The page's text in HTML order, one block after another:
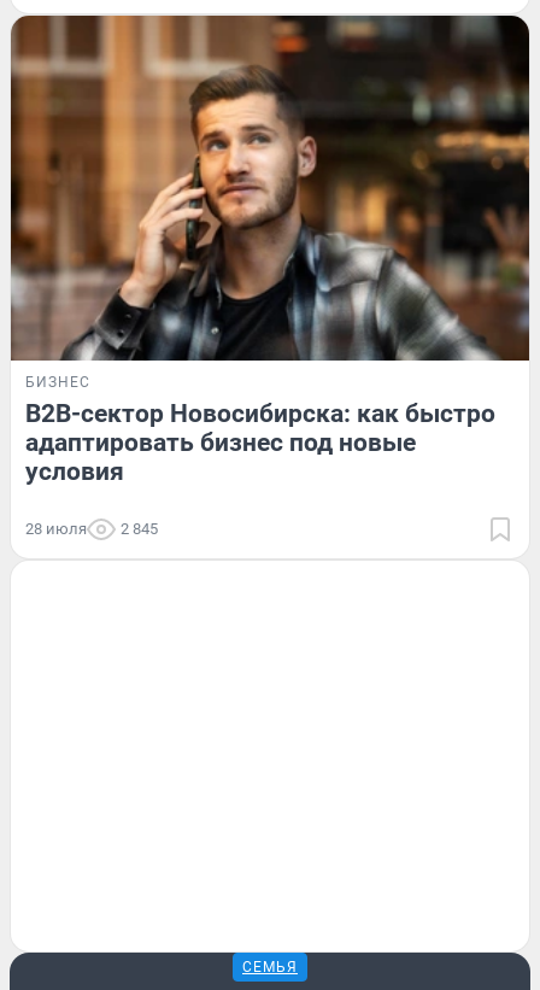
БИЗНЕС
B2B-сектор Новосибирска: как быстро
адаптировать бизнес под новые
условия
28 июля 2 845
СЕМЬЯ